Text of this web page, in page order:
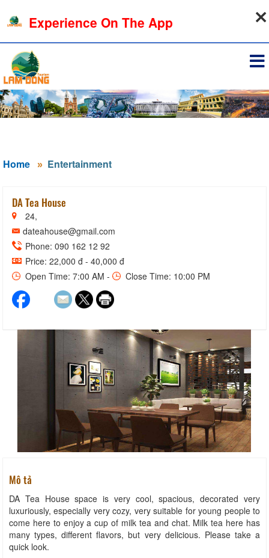
Home Entertainment
DA Tea House
24,
dateahouse@gmail.com
Phone: 090 162 12 92
Price: 22,000 đ - 40,000 đ
Open Time: 7:00 AM -
Close Time: 10:00 PM
Mô tả
DA Tea House space is very cool, spacious, decorated very
luxuriously, especially very cozy, very suitable for young people to
come here to enjoy a cup of milk tea and chat. Milk tea here has
many types, different flavors, but very delicious. Please take a
quick look.
Experience On The App